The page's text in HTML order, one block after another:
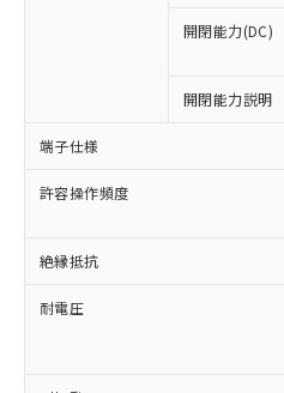
開閉能力(DC)
開閉能力説明
端子仕様
許容操作頻度
絶縁抵抗
耐電圧
以下の条件をお読みい
ご利用ください。
本サービスは、
商品の当社在庫
(税抜)を提供さ
当社制御機器事
本サービスの対
ことをご了承く
在庫状況および
記載している更
タに基づき作成
覧された時点で
準価格とは異な
非含有に非対応の商品
定はありません。
調査・確認中：EU
非含有の対応状況を調
非該当品：ライセンス
害物質有無と関係のな
仕入先様の事情により
いたものが、含有品と
むを得ず変更すること
鉛(Pb) 1000ppm以下、 水銀
六価クロム(Cr(Ⅵ)) 1000ppm
類(PBB) 1000ppm以下、ポリ
(PBDE) 1000ppm以下、フタ
※1 中国RoHS○×表
「○」：最大均質材料
基準値以下であること
「×」：最大均質材料
基準値を超えているこ
「－」：未確認です。
い合わせください。
*中国RoHS10物質の基準値
Pb(鉛) :1000ppm、 Hg(水銀)
Cr(Ⅵ)(六価クロム) : 1000ppm
当社は、これら
為替および外国
（以下｢規制貨
国政府の輸出許
可)を取得するな